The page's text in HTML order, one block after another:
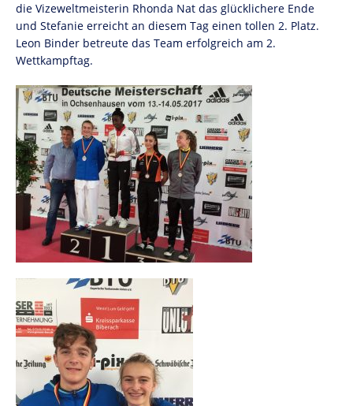
die Vizeweltmeisterin Rhonda Nat das glücklichere Ende
und Stefanie erreicht an diesem Tag einen tollen 2. Platz.
Leon Binder betreute das Team erfolgreich am 2.
Wettkampftag.